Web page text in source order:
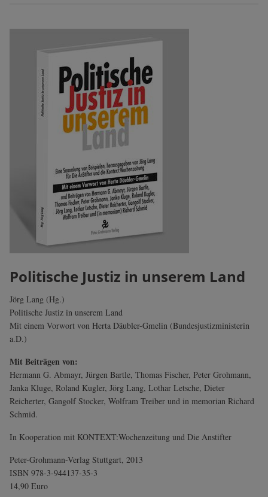
Politische Justiz in unserem Land
Jörg Lang (Hg.)
Politische Justiz in unserem Land
Mit einem Vorwort von Herta Däubler-Gmelin (Bundesjustizministerin
a.D.)
Mit Beiträgen von:
Hermann G. Abmayr, Jürgen Bartle, Thomas Fischer, Peter Grohmann,
Janka Kluge, Roland Kugler, Jörg Lang, Lothar Letsche, Dieter
Reicherter, Gangolf Stocker, Wolfram Treiber und in memorian Richard
Schmid.
In Kooperation mit KONTEXT:Wochenzeitung und Die Anstifter
Peter-Grohmann-Verlag Stuttgart, 2013
ISBN 978-3-944137-35-3
14,90 Euro